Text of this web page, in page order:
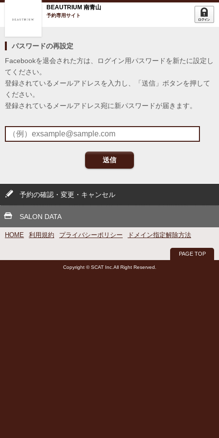
BEAUTRIUM 南青山
予約専用サイト
パスワードの再設定
Facebookを退会された方は、ログイン用パスワードを新たに設定し
てください。
登録されているメールアドレスを入力し、「送信」ボタンを押して
ください。
登録されているメールアドレス宛に新パスワードが届きます。
送信
予約の確認・変更・キャンセル
SALON DATA
HOME 利用規約 プライバシーポリシー ドメイン指定解除方法
PAGE TOP
Copyright © SCAT Inc.All Right Reserved.